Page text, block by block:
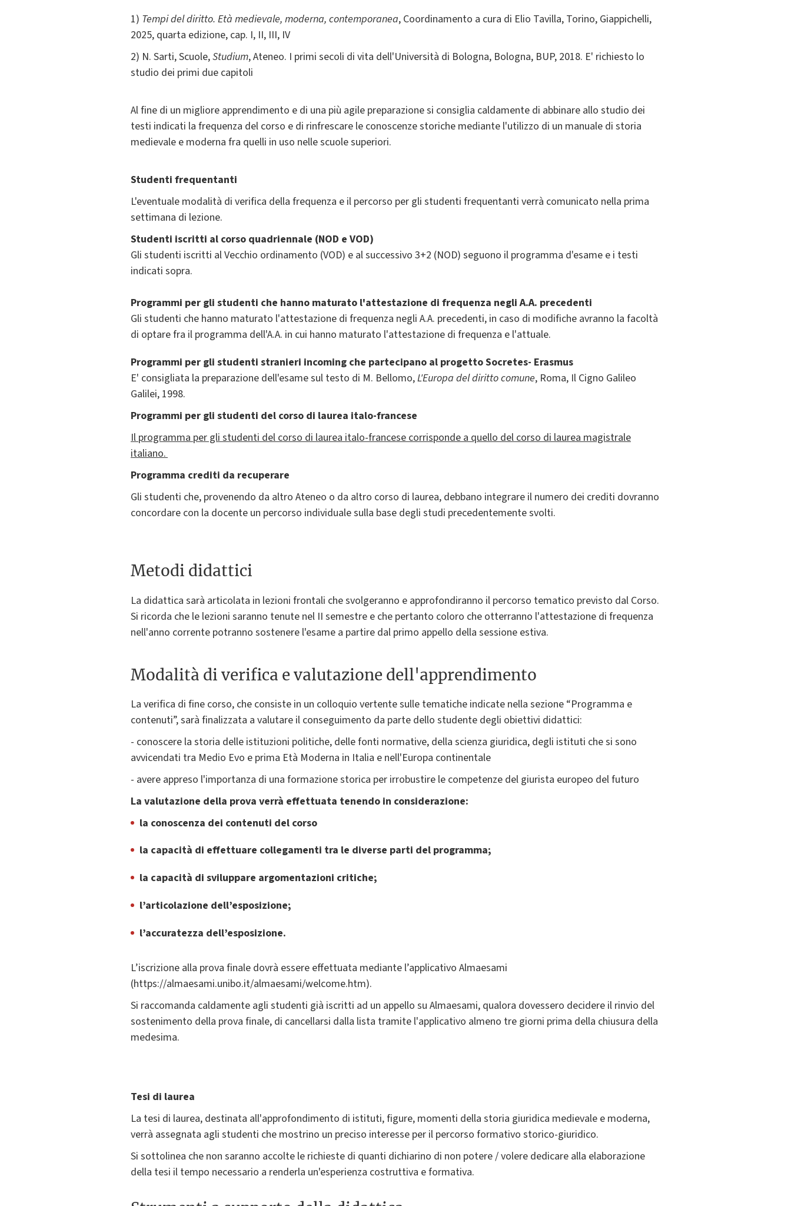
1) Tempi del diritto. Età medievale, moderna, contemporanea, Coordinamento a cura di Elio Tavilla, Torino, Giappichelli,
2025, quarta edizione, cap. I, II, III, IV
2) N. Sarti, Scuole,Studium, Ateneo. I primi secoli di vita dell'Università di Bologna, Bologna, BUP, 2018. E' richiesto lo
studio dei primi due capitoli
Al fine di un migliore apprendimento e di una più agile preparazione si consiglia caldamente di abbinare allo studio dei
testi indicati la frequenza del corso e di rinfrescare le conoscenze storiche mediante l'utilizzo di un manuale di storia
medievale e moderna fra quelli in uso nelle scuole superiori.
Studenti frequentanti
L'eventuale modalità di verifica della frequenza e il percorso per gli studenti frequentanti verrà comunicato nella prima
settimana di lezione.
Studenti iscritti al corso quadriennale (NOD e VOD)
Gli studenti iscritti al Vecchio ordinamento (VOD) e al successivo 3+2 (NOD) seguono il programma d'esame e i testi
indicati sopra.
Programmi per gli studenti che hanno maturato l'attestazione di frequenza negli A.A. precedenti
Gli studenti che hanno maturato l'attestazione di frequenza negli A.A. precedenti, in caso di modifiche avranno la facoltà
di optare fra il programma dell'A.A. in cui hanno maturato l'attestazione di frequenza e l'attuale.
Programmi per gli studenti stranieri incoming che partecipano al progetto Socretes- Erasmus
E' consigliata la preparazione dell'esame sul testo di M. Bellomo,L'Europa del diritto comune, Roma, Il Cigno Galileo
Galilei, 1998.
Programmi per gli studenti del corso di laurea italo-francese
Il programma per gli studenti del corso di laurea italo-francese corrisponde a quello del corso di laurea magistrale
italiano.
Programma crediti da recuperare
Gli studenti che, provenendo da altro Ateneo o da altro corso di laurea, debbano integrare il numero dei crediti dovranno
concordare con la docente un percorso individuale sulla base degli studi precedentemente svolti.
Metodi didattici
La didattica sarà articolata in lezioni frontali che svolgeranno e approfondiranno il percorso tematico previsto dal Corso.
Si ricorda che le lezioni saranno tenute nel II semestre e che pertanto coloro che otterranno l'attestazione di frequenza
nell'anno corrente potranno sostenere l'esame a partire dal primo appello della sessione estiva.
Modalità di verifica e valutazione dell'apprendimento
La verifica di fine corso, che consiste in un colloquio vertente sulle tematiche indicate nella sezione “Programma e
contenuti”, sarà finalizzata a valutare il conseguimento da parte dello studente degli obiettivi didattici:
- conoscere la storia delle istituzioni politiche, delle fonti normative, della scienza giuridica, degli istituti che si sono
avvicendati tra Medio Evo e prima Età Moderna in Italia e nell'Europa continentale
- avere appreso l'importanza di una formazione storica per irrobustire le competenze del giurista europeo del futuro
La valutazione della prova verrà effettuata tenendo in considerazione:
la conoscenza dei contenuti del corso
la capacità di effettuare collegamenti tra le diverse parti del programma;
la capacità di sviluppare argomentazioni critiche;
l’articolazione dell’esposizione;
l’accuratezza dell’esposizione.
L’iscrizione alla prova finale dovrà essere effettuata mediante l’applicativo Almaesami
(https://almaesami.unibo.it/almaesami/welcome.htm).
Si raccomanda caldamente agli studenti già iscritti ad un appello su Almaesami, qualora dovessero decidere il rinvio del
sostenimento della prova finale, di cancellarsi dalla lista tramite l'applicativo almeno tre giorni prima della chiusura della
medesima.
Tesi di laurea
La tesi di laurea, destinata all'approfondimento di istituti, figure, momenti della storia giuridica medievale e moderna,
verrà assegnata agli studenti che mostrino un preciso interesse per il percorso formativo storico-giuridico.
Si sottolinea che non saranno accolte le richieste di quanti dichiarino di non potere / volere dedicare alla elaborazione
della tesi il tempo necessario a renderla un'esperienza costruttiva e formativa.